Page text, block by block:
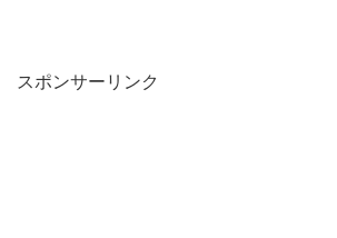
スポンサーリンク